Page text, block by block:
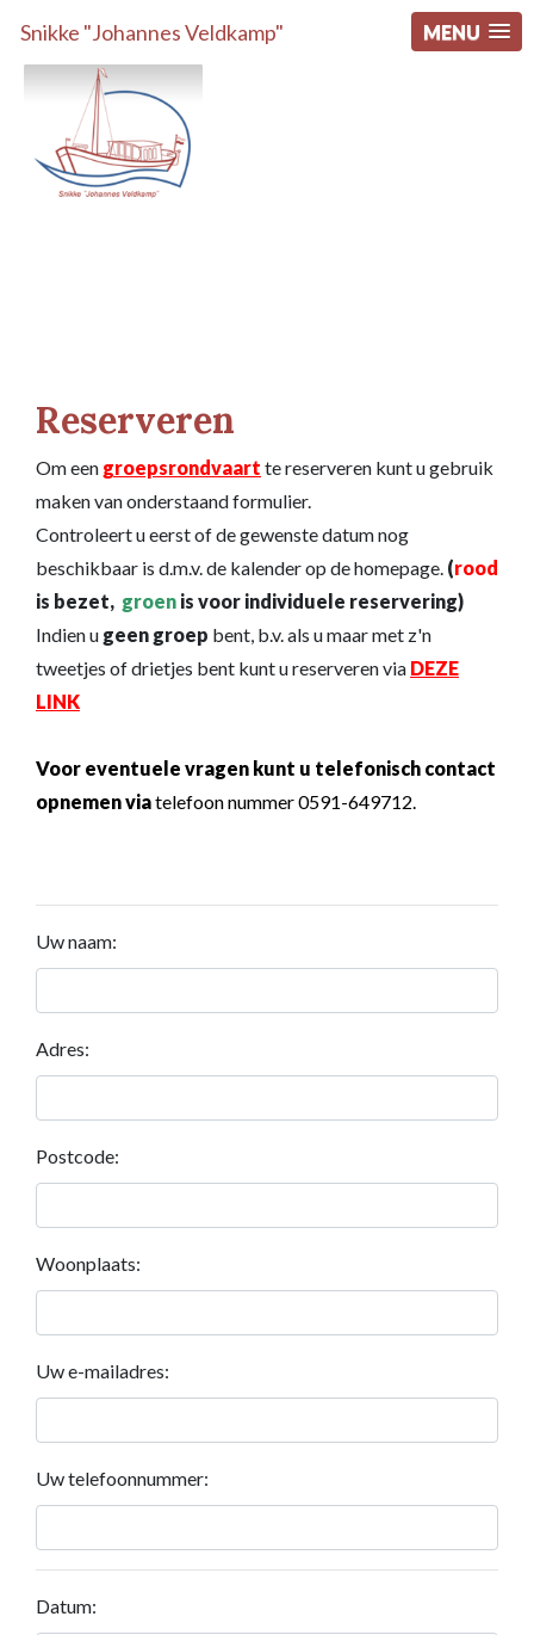
Snikke "Johannes Veldkamp" MENU
Reserveren
Om een groepsrondvaart te reserveren kunt u gebruik
maken van onderstaand formulier.
Controleert u eerst of de gewenste datum nog
beschikbaar is d.m.v. de kalender op de homepage. (rood
is bezet, groen is voor individuele reservering)
Indien u geen groep bent, b.v. als u maar met z'n
tweetjes of drietjes bent kunt u reserveren via DEZE
LINK
Voor eventuele vragen kunt u telefonisch contact
opnemen viatelefoon nummer 0591-649712.
Uw naam:
Adres:
Postcode:
Woonplaats:
Uw e-mailadres:
Uw telefoonnummer:
Datum: